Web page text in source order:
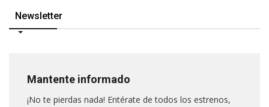
Newsletter
Mantente informado
¡No te pierdas nada! Entérate de todos los estrenos,